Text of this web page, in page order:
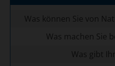
Was können Sie von
Was machen Sie
Was gibt